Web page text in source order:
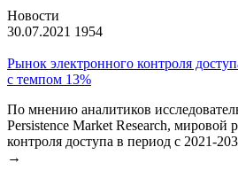
Новости
30.07.2021 1954
Рынок электронного контроля
с темпом 13%
По мнению аналитиков
Persistence Market Research, мировой
контроля доступа в период с 2021-
→